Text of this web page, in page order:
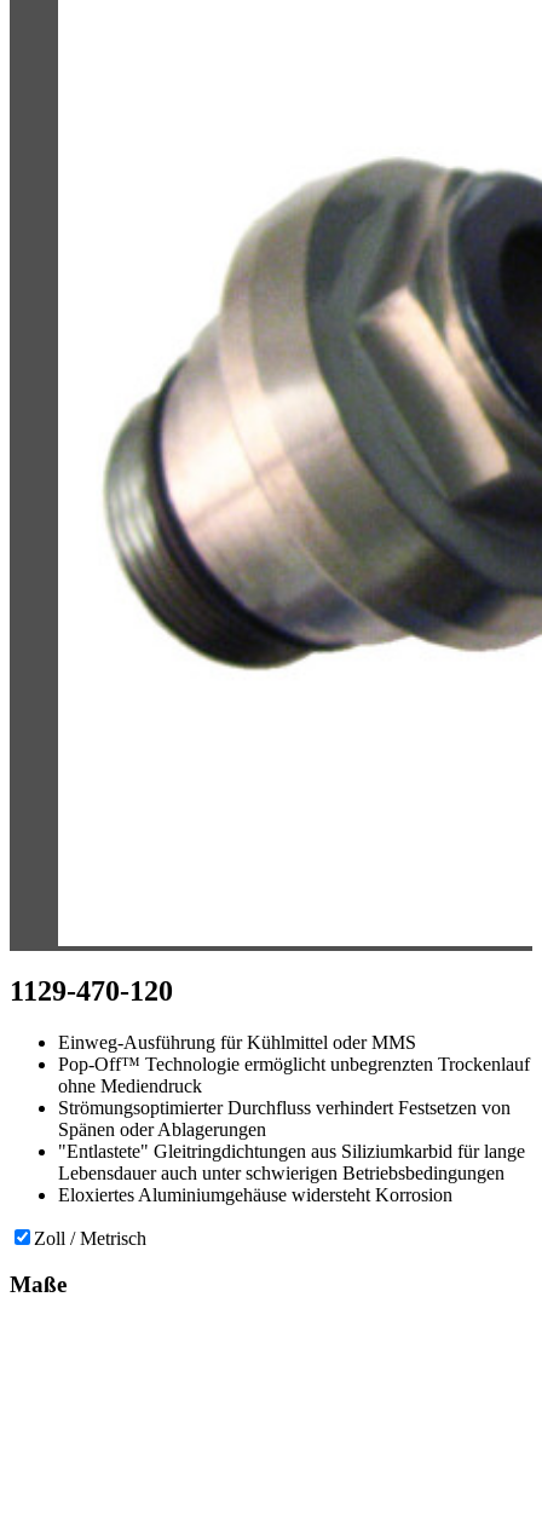
1129-470-120
Einweg-Ausführung für Kühlmittel oder MMS
Pop-Off™ Technologie ermöglicht unbegrenzten Trockenlauf
ohne Mediendruck
Strömungsoptimierter Durchfluss verhindert Festsetzen von
Spänen oder Ablagerungen
"Entlastete" Gleitringdichtungen aus Siliziumkarbid für lange
Lebensdauer auch unter schwierigen Betriebsbedingungen
Eloxiertes Aluminiumgehäuse widersteht Korrosion
Zoll / Metrisch
Maße